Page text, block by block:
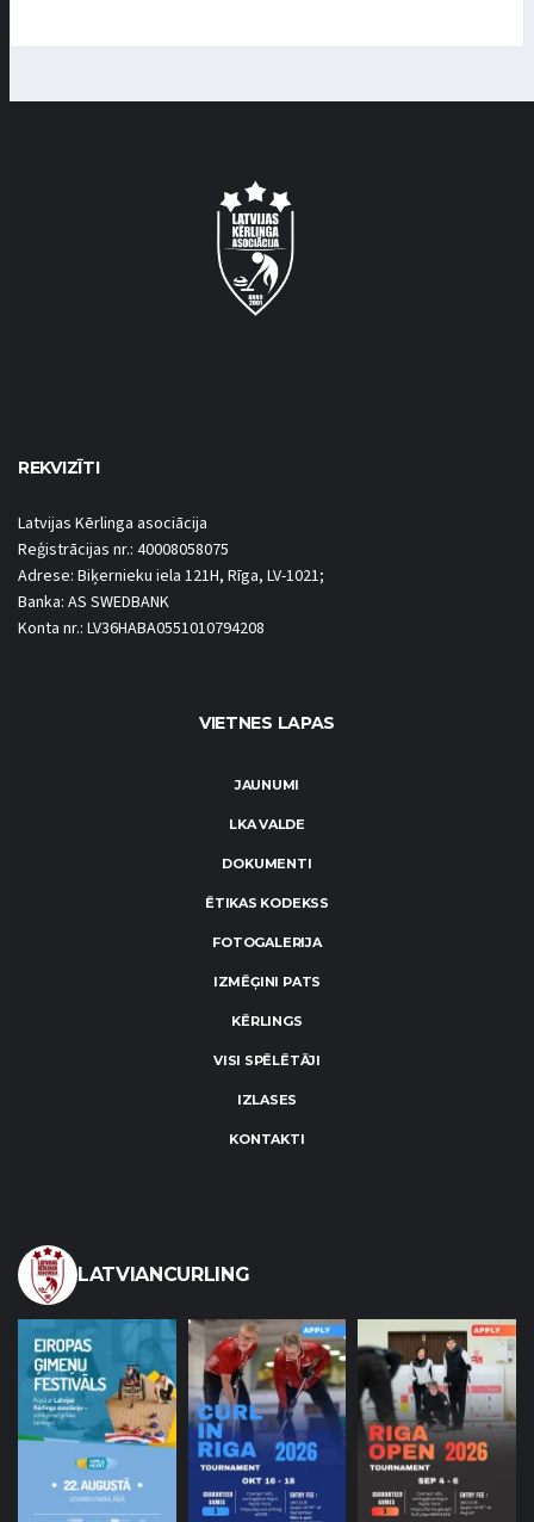
REKVIZĪTI
Latvijas Kērlinga asociācija
Reģistrācijas nr.: 40008058075
Adrese: Biķernieku iela 121H, Rīga, LV-1021;
Banka: AS SWEDBANK
Konta nr.: LV36HABA0551010794208
VIETNES LAPAS
JAUNUMI
LKA VALDE
DOKUMENTI
ĒTIKAS KODEKSS
FOTOGALERIJA
IZMĒĢINI PATS
KĒRLINGS
VISI SPĒLĒTĀJI
IZLASES
KONTAKTI
LATVIANCURLING